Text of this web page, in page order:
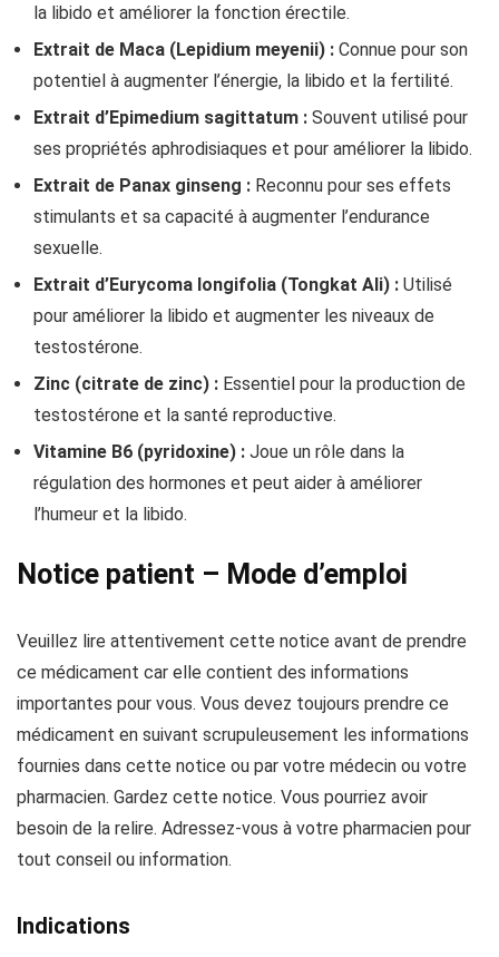
la libido et améliorer la fonction érectile.
Extrait de Maca (Lepidium meyenii) : Connue pour son
potentiel à augmenter l’énergie, la libido et la fertilité.
Extrait d’Epimedium sagittatum : Souvent utilisé pour
ses propriétés aphrodisiaques et pour améliorer la libido.
Extrait de Panax ginseng : Reconnu pour ses effets
stimulants et sa capacité à augmenter l’endurance
sexuelle.
Extrait d’Eurycoma longifolia (Tongkat Ali) : Utilisé
pour améliorer la libido et augmenter les niveaux de
testostérone.
Zinc (citrate de zinc) : Essentiel pour la production de
testostérone et la santé reproductive.
Vitamine B6 (pyridoxine) : Joue un rôle dans la
régulation des hormones et peut aider à améliorer
l’humeur et la libido.
Notice patient – Mode d’emploi
Veuillez lire attentivement cette notice avant de prendre
ce médicament car elle contient des informations
importantes pour vous. Vous devez toujours prendre ce
médicament en suivant scrupuleusement les informations
fournies dans cette notice ou par votre médecin ou votre
pharmacien. Gardez cette notice. Vous pourriez avoir
besoin de la relire. Adressez-vous à votre pharmacien pour
tout conseil ou information.
Indications